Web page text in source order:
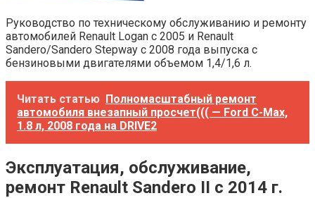
Руководство по техническому обслуживанию и ремонту
автомобилей Renault Logan с 2005 и Renault
Sandero/Sandero Stepway с 2008 года выпуска с
бензиновыми двигателями объемом 1,4/1,6 л.
Читать статью Полномасштабный ремонт
автомобиля внезапный просчет((( — Ford C-Max,
1.8 л, 2008 года на DRIVE2
Эксплуатация, обслуживание,
ремонт Renault Sandero II с 2014 г.